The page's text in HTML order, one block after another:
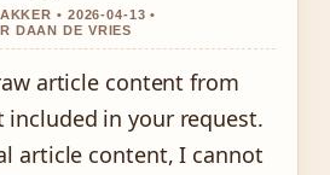
• 2026-04-13 •
DAAN DE VRIES
article content from
included in your request.
article content, I cannot